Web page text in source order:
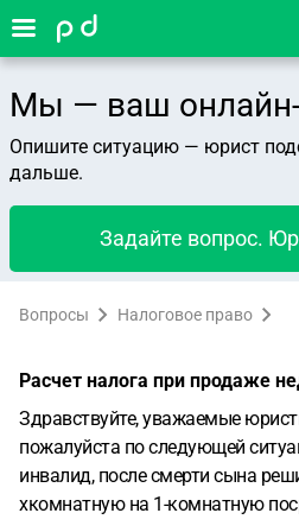
Мы — ваш онлайн-
Опишите ситуацию — юрист
дальше.
Задайте вопрос.
Вопросы Налоговое право
Расчет налога при продаже
Здравствуйте, уважаемые
пожалуйста по следующей
инвалид, после смерти сына
хкомнатную на 1-комнатную